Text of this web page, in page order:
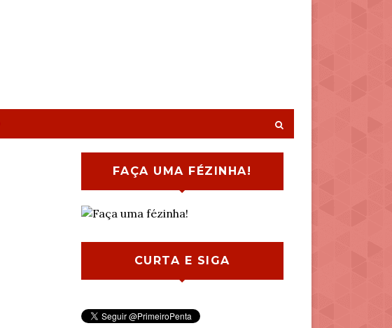
FAÇA UMA FÉZINHA!
CURTA E SIGA